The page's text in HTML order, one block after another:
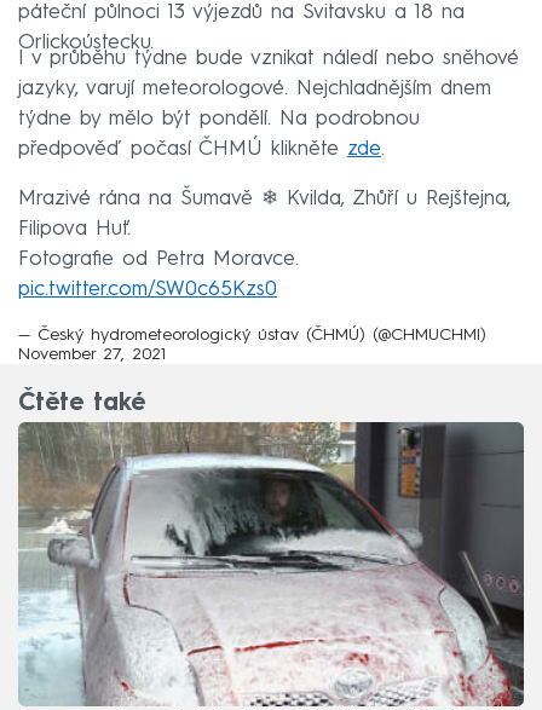
páteční půlnoci 13 výjezdů na Svitavsku a 18 na
Orlickoústecku.
I v průběhu týdne bude vznikat náledí nebo sněhové
jazyky, varují meteorologové. Nejchladnějším dnem
týdne by mělo být pondělí. Na podrobnou
předpověď počasí ČHMÚ klikněte zde.
Mrazivé rána na Šumavě ❄ Kvilda, Zhůří u Rejštejna,
Filipova Huť.
Fotografie od Petra Moravce.
pic.twitter.com/SW0c65Kzs0
— Český hydrometeorologický ústav (ČHMÚ) (@CHMUCHMI)
November 27, 2021
Čtěte také